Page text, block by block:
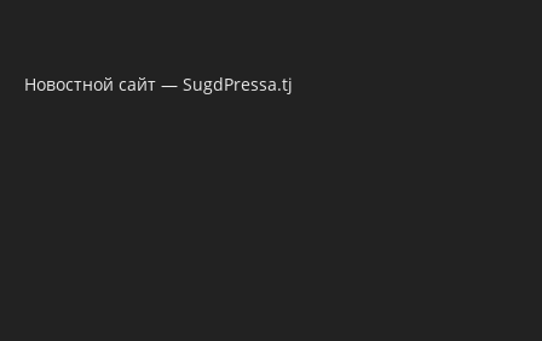
Новостной сайт — SugdPressa.tj